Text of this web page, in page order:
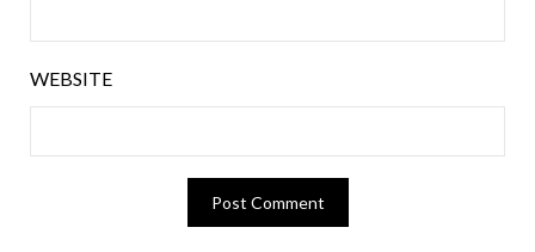
WEBSITE